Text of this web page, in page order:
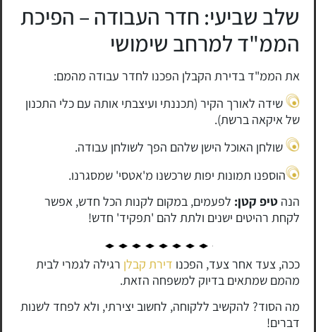
שלב שביעי: חדר העבודה – הפיכת
הממ"ד למרחב שימושי
את הממ"ד בדירת הקבלן הפכנו לחדר עבודה מהמם:
שידה לאורך הקיר (תכננתי ועיצבתי אותה עם כלי התכנון
של איקאה ברשת).
שולחן האוכל הישן שלהם הפך לשולחן עבודה.
הוספנו תמונות יפות שרכשנו מ'אטסי' שמסגרנו.
הנה טיפ קטן: לפעמים, במקום לקנות הכל חדש, אפשר
לקחת רהיטים ישנים ולתת להם 'תפקיד' חדש!
ככה, צעד אחר צעד, הפכנו דירת קבלן רגילה לגמרי לבית
מהמם שמתאים בדיוק למשפחה הזאת.
מה הסוד? להקשיב ללקוחה, לחשוב יצירתי, ולא לפחד לשנות
דברים!